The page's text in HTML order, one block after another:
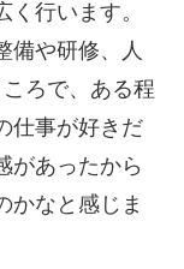
行います。
備や研修、人
ろで、ある程
仕事が好きだ
があったから
かなと感じま